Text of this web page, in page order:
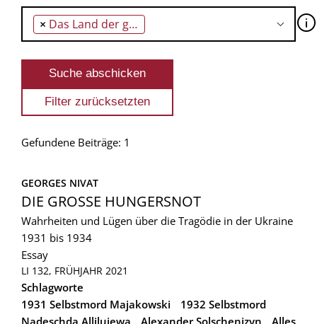
× Das Land der großen Lüge 🛈
Gefundene Beiträge: 1
GEORGES NIVAT
DIE GROSSE HUNGERSNOT
Wahrheiten und Lügen über die Tragödie in der Ukraine
1931 bis 1934
Essay
LI 132, FRÜHJAHR 2021
Schlagworte
1931 Selbstmord Majakowski
1932 Selbstmord
Nadeschda Allilujewa
Alexander Solschenizyn
Alles